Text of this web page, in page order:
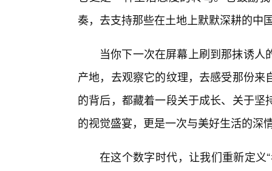
奏，去支持那些在土地上默默深耕的中
当你下一次在屏幕上刷到那抹诱
产地，去观察它的纹理，去感受那份
的背后，都藏着一段关于成长、关于
的视觉盛宴，更是一次与美好生活的深
在这个数字时代，让我们重新定义